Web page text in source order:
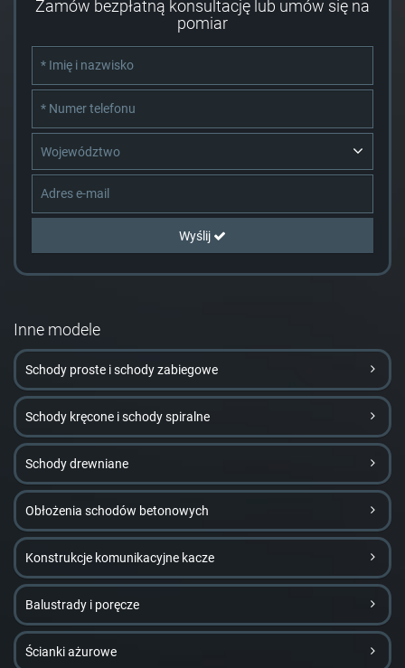
Zamów bezpłatną konsultację lub umów się na
pomiar
Województwo
Wyślij
Inne modele
Schody proste i schody zabiegowe
Schody kręcone i schody spiralne
Schody drewniane
Obłożenia schodów betonowych
Konstrukcje komunikacyjne kacze
Balustrady i poręcze
Ścianki ażurowe